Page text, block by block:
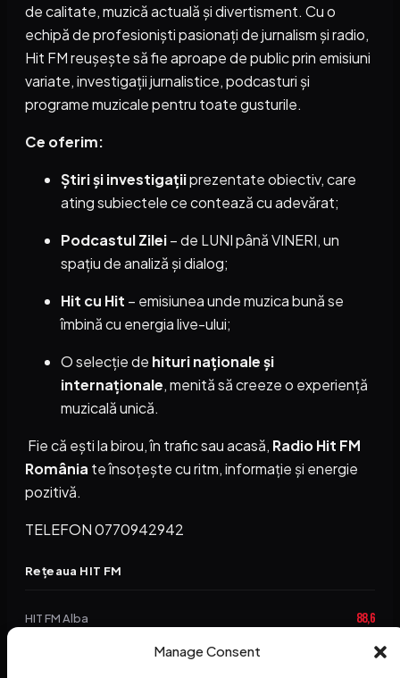
Manage Consent
de calitate, muzică actuală și divertisment. Cu o
echipă de profesioniști pasionați de jurnalism și radio,
Hit FM reușește să fie aproape de public prin emisiuni
variate, investigații jurnalistice, podcasturi și
programe muzicale pentru toate gusturile.
Ce oferim:
Știri și investigațiiprezentate obiectiv, care
ating subiectele ce contează cu adevărat;
Podcastul Zilei– de LUNI până VINERI, un
spațiu de analiză și dialog;
Hit cu Hit – emisiunea unde muzica bună se
îmbină cu energia live-ului;
O selecție de hituri naționale și
internaționale, menită să creeze o experiență
muzicală unică.
Fie că ești la birou, în trafic sau acasă, Radio Hit FM
România te însoțește cu ritm, informație și energie
pozitivă.
TELEFON 0770942942
Rețeaua HIT FM
HIT FM Alba 88,6
94,2